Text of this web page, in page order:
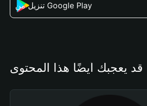
تنزيل من Google Play
قد يعجبك أيضًا هذا المحتوى